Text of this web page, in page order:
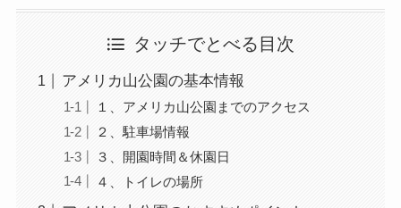
タッチでとべる目次
アメリカ山公園の基本情報
１、アメリカ山公園までのアクセス
２、駐車場情報
３、開園時間＆休園日
４、トイレの場所